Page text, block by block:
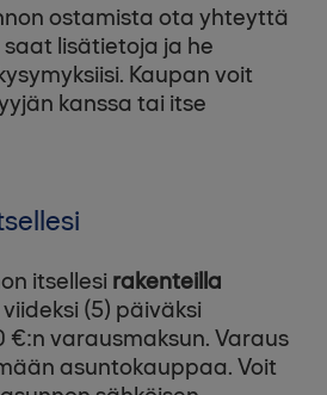
ostamista ota yhteyttä
lisätietoja ja he
Kaupan voit
kanssa tai itse
itsellesi rakenteilla
viideksi (5) päiväksi
varausmaksun. Varaus
asuntokauppaa. Voit